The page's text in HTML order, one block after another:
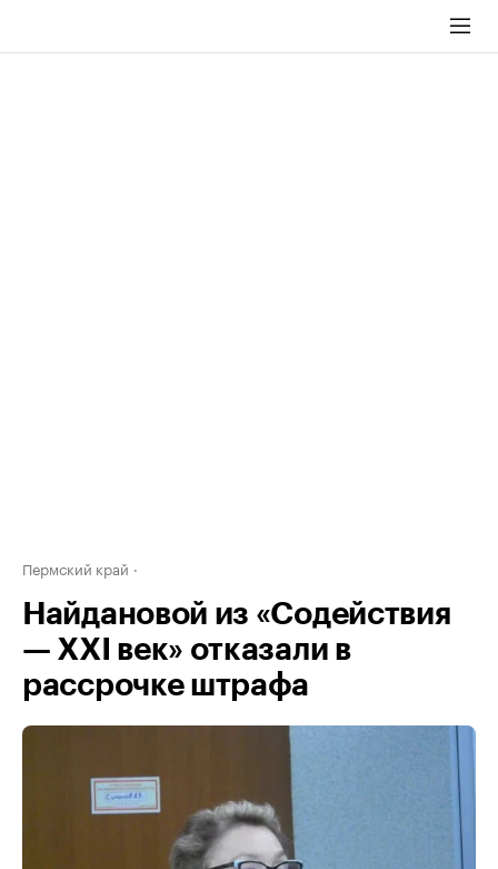
Пермский край
Найдановой из «Содействия
— XXI век» отказали в
рассрочке штрафа